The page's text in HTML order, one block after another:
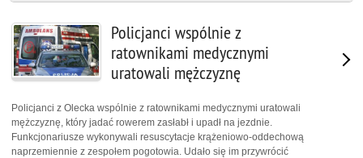
Policjanci wspólnie z
ratownikami medycznymi
uratowali mężczyznę
Policjanci z Olecka wspólnie z ratownikami medycznymi uratowali
mężczyznę, który jadać rowerem zasłabł i upadł na jezdnie.
Funkcjonariusze wykonywali resuscytacje krążeniowo-oddechową
naprzemiennie z zespołem pogotowia. Udało się im przywrócić